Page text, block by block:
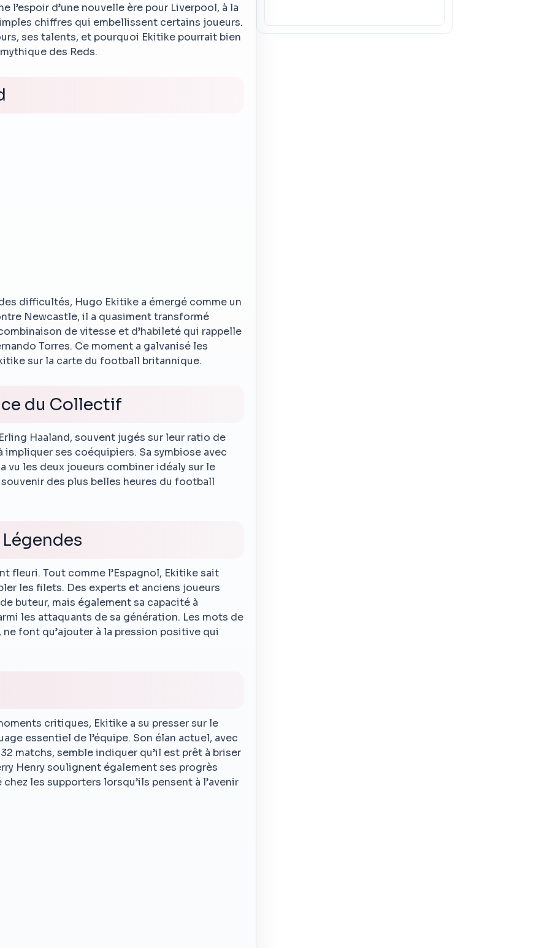
l’espoir d’une nouvelle ère pour Liverpool, à la
chiffres qui embellissent certains joueurs.
ses talents, et pourquoi Ekitike pourrait bien
des Reds.
difficultés, Hugo Ekitike a émergé comme un
Newcastle, il a quasiment transformé
de vitesse et d’habileté qui rappelle
Torres. Ce moment a galvanisé les
sur la carte du football britannique.
du Collectif
Haaland, souvent jugés sur leur ratio de
ses coéquipiers. Sa symbiose avec
vu les deux joueurs combiner idéaly sur le
des plus belles heures du football
fleuri. Tout comme l’Espagnol, Ekitike sait
les filets. Des experts et anciens joueurs
buteur, mais également sa capacité à
les attaquants de sa génération. Les mots de
font qu’ajouter à la pression positive qui
critiques, Ekitike a su presser sur le
essentiel de l’équipe. Son élan actuel, avec
matchs, semble indiquer qu’il est prêt à briser
Henry soulignent également ses progrès
les supporters lorsqu’ils pensent à l’avenir